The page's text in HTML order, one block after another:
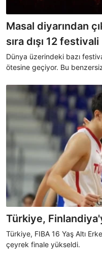
Masal diyarından
sıra dışı 12 festivali
Dünya üzerindeki bazı
ötesine geçiyor. Bu
yansımalarını gözler önüne
Türkiye,
Türkiye, FIBA 16 Yaş Altı
çeyrek finale yükseldi.